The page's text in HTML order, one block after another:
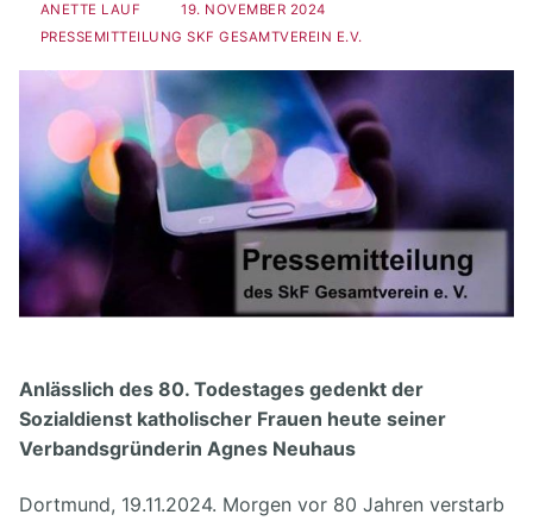
ANETTE LAUF
19. NOVEMBER 2024
PRESSEMITTEILUNG SKF GESAMTVEREIN E.V.
Anlässlich des 80. Todestages gedenkt der
Sozialdienst katholischer Frauen heute seiner
Verbandsgründerin Agnes Neuhaus
Dortmund, 19.11.2024. Morgen vor 80 Jahren verstarb